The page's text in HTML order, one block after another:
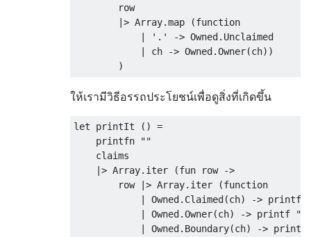
        row
        |> Array.map (function
            | '.' -> Owned.Unclaimed
            | ch -> Owned.Owner(ch))
ให้เรามีวิธีอรรถประโยชน์เพื่อดูสิ่งที่เกิดขึ้น
let printIt () =
    printfn ""
    claims
    |> Array.iter (fun row ->
        row |> Array.iter (function
| Owned.Claimed(ch) -> printf
| Owned.Owner(ch) -> printf "
| Owned.Boundary(ch) -> printf